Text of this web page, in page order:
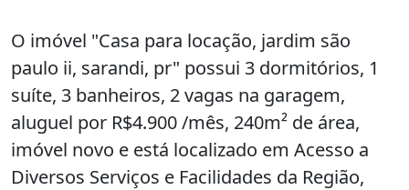
O imóvel "Casa para locação, jardim são
paulo ii, sarandi, pr" possui 3 dormitórios, 1
suíte, 3 banheiros, 2 vagas na garagem,
aluguel por R$4.900 /mês, 240m² de área,
imóvel novo e está localizado em Acesso a
Diversos Serviços e Facilidades da Região,